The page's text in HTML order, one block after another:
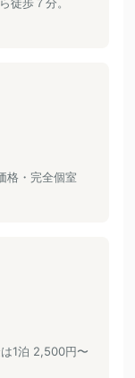
格・完全個室
1泊 2,500円〜